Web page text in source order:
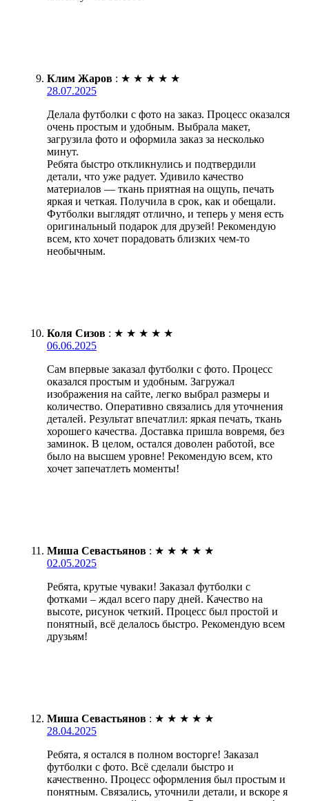
Клим Жаров : ★ ★ ★ ★ ★
28.07.2025
Делала футболки с фото на заказ. Процесс оказался
очень простым и удобным. Выбрала макет,
загрузила фото и оформила заказ за несколько
минут.
Ребята быстро откликнулись и подтвердили
детали, что уже радует. Удивило качество
материалов — ткань приятная на ощупь, печать
яркая и четкая. Получила в срок, как и обещали.
Футболки выглядят отлично, и теперь у меня есть
оригинальный подарок для друзей! Рекомендую
всем, кто хочет порадовать близких чем-то
необычным.
Коля Сизов : ★ ★ ★ ★ ★
06.06.2025
Сам впервые заказал футболки с фото. Процесс
оказался простым и удобным. Загружал
изображения на сайте, легко выбрал размеры и
количество. Оперативно связались для уточнения
деталей. Результат впечатлил: яркая печать, ткань
хорошего качества. Доставка пришла вовремя, без
заминок. В целом, остался доволен работой, все
было на высшем уровне! Рекомендую всем, кто
хочет запечатлеть моменты!
Миша Севастьянов : ★ ★ ★ ★ ★
02.05.2025
Ребята, крутые чуваки! Заказал футболки с
фотками – ждал всего пару дней. Качество на
высоте, рисунок четкий. Процесс был простой и
понятный, всё делалось быстро. Рекомендую всем
друзьям!
Миша Севастьянов : ★ ★ ★ ★ ★
28.04.2025
Ребята, я остался в полном восторге! Заказал
футболки с фото. Всё сделали быстро и
качественно. Процесс оформления был простым и
понятным. Связались, уточнили детали, и вскоре я